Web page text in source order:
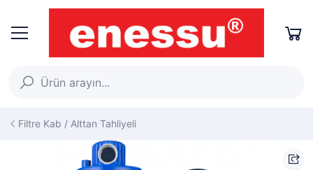
Filtre Kab / Alttan Tahliyeli